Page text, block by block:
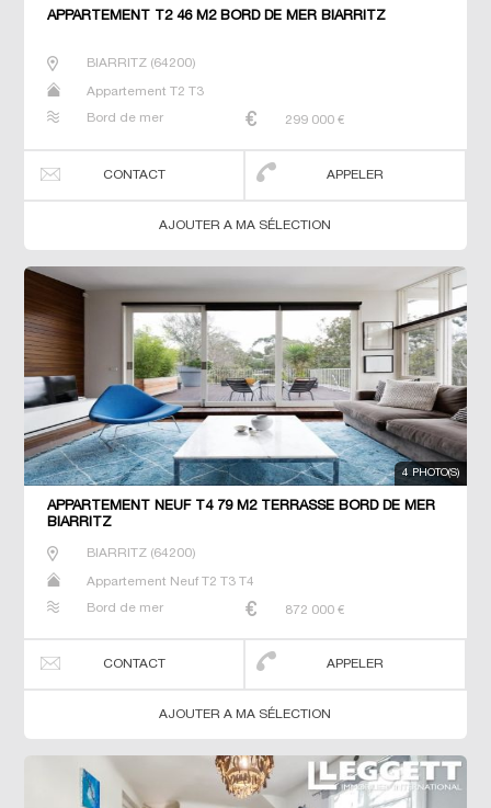
APPARTEMENT T2 46 M2 BORD DE MER BIARRITZ
BIARRITZ(64200)
Appartement T2 T3
Bord de mer 299 000 €
CONTACT APPELER
AJOUTER A MA SÉLECTION
4 PHOTO(S)
APPARTEMENT NEUF T4 79 M2 TERRASSE BORD DE MER
BIARRITZ
BIARRITZ(64200)
Appartement Neuf T2 T3 T4
Bord de mer 872 000 €
CONTACT APPELER
AJOUTER A MA SÉLECTION